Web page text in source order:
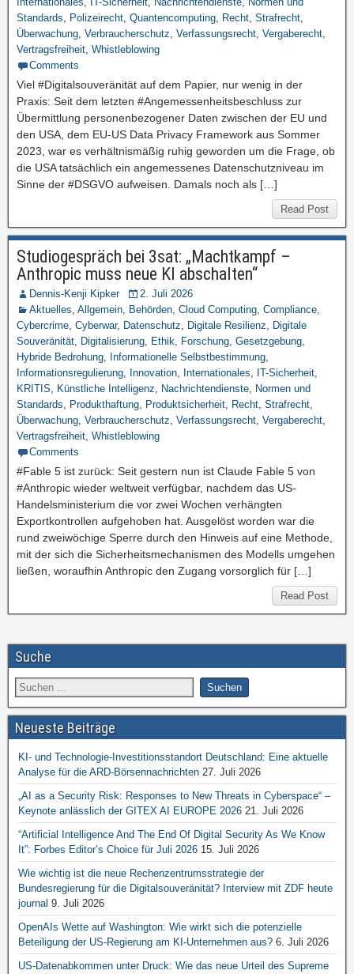
Standards, Polizeirecht, Quantencomputing, Recht, Strafrecht,
Überwachung, Verbraucherschutz, Verfassungsrecht, Vergaberecht,
Vertragsfreiheit, Whistleblowing
Comments
Viel #Digitalsouveränität auf dem Papier, nur wenig in der
Praxis: Seit dem letzten #Angemessenheitsbeschluss zur
Übermittlung personenbezogener Daten zwischen der EU und
den USA, dem EU-US Data Privacy Framework aus Sommer
2023, war es verhältnismäßig ruhig geworden um die Frage, ob
die USA tatsächlich ein angemessenes Datenschutzniveau im
Sinne der #DSGVO aufweisen. Damals noch als […]
Read Post
Studiogespräch bei 3sat: „Machtkampf –
Anthropic muss neue KI abschalten“
Dennis-Kenji Kipker
2. Juli 2026
Aktuelles, Allgemein, Behörden, Cloud Computing, Compliance,
Cybercrime, Cyberwar, Datenschutz, Digitale Resilienz, Digitale
Souveränität, Digitalisierung, Ethik, Forschung, Gesetzgebung,
Hybride Bedrohung, Informationelle Selbstbestimmung,
Informationsregulierung, Innovation, Internationales, IT-Sicherheit,
KRITIS, Künstliche Intelligenz, Nachrichtendienste, Normen und
Standards, Produkthaftung, Produktsicherheit, Recht, Strafrecht,
Überwachung, Verbraucherschutz, Verfassungsrecht, Vergaberecht,
Vertragsfreiheit, Whistleblowing
Comments
#Fable 5 ist zurück: Seit gestern nun ist Claude Fable 5 von
#Anthropic wieder weltweit verfügbar, nachdem das US-
Handelsministerium die vor zwei Wochen verhängten
Exportkontrollen aufgehoben hat. Ausgelöst worden war die
rund zweiwöchige Sperre durch den Hinweis auf eine Methode,
mit der sich die Sicherheitsmechanismen des Modells umgehen
ließen, woraufhin Anthropic den Zugang vorsorglich für […]
Read Post
Suche
Neueste Beiträge
KI- und Technologie-Investitionsstandort Deutschland: Eine aktuelle
Analyse für die ARD-Börsennachrichten 27. Juli 2026
„AI as a Security Risk: Responses to New Threats in Cyberspace“ –
Keynote anlässlich der GITEX AI EUROPE 2026 21. Juli 2026
“Artificial Intelligence And The End Of Digital Security As We Know
It”: Forbes Editor’s Choice für Juli 2026 15. Juli 2026
Wie wichtig ist die neue Rechenzentrumsstrategie der
Bundesregierung für die Digitalsouveränität? Interview mit ZDF heute
journal 9. Juli 2026
OpenAIs Wette auf Washington: Wie wirkt sich die potenzielle
Beteiligung der US-Regierung am KI-Unternehmen aus? 6. Juli 2026
US-Datenabkommen unter Druck: Wie das neue Urteil des Supreme